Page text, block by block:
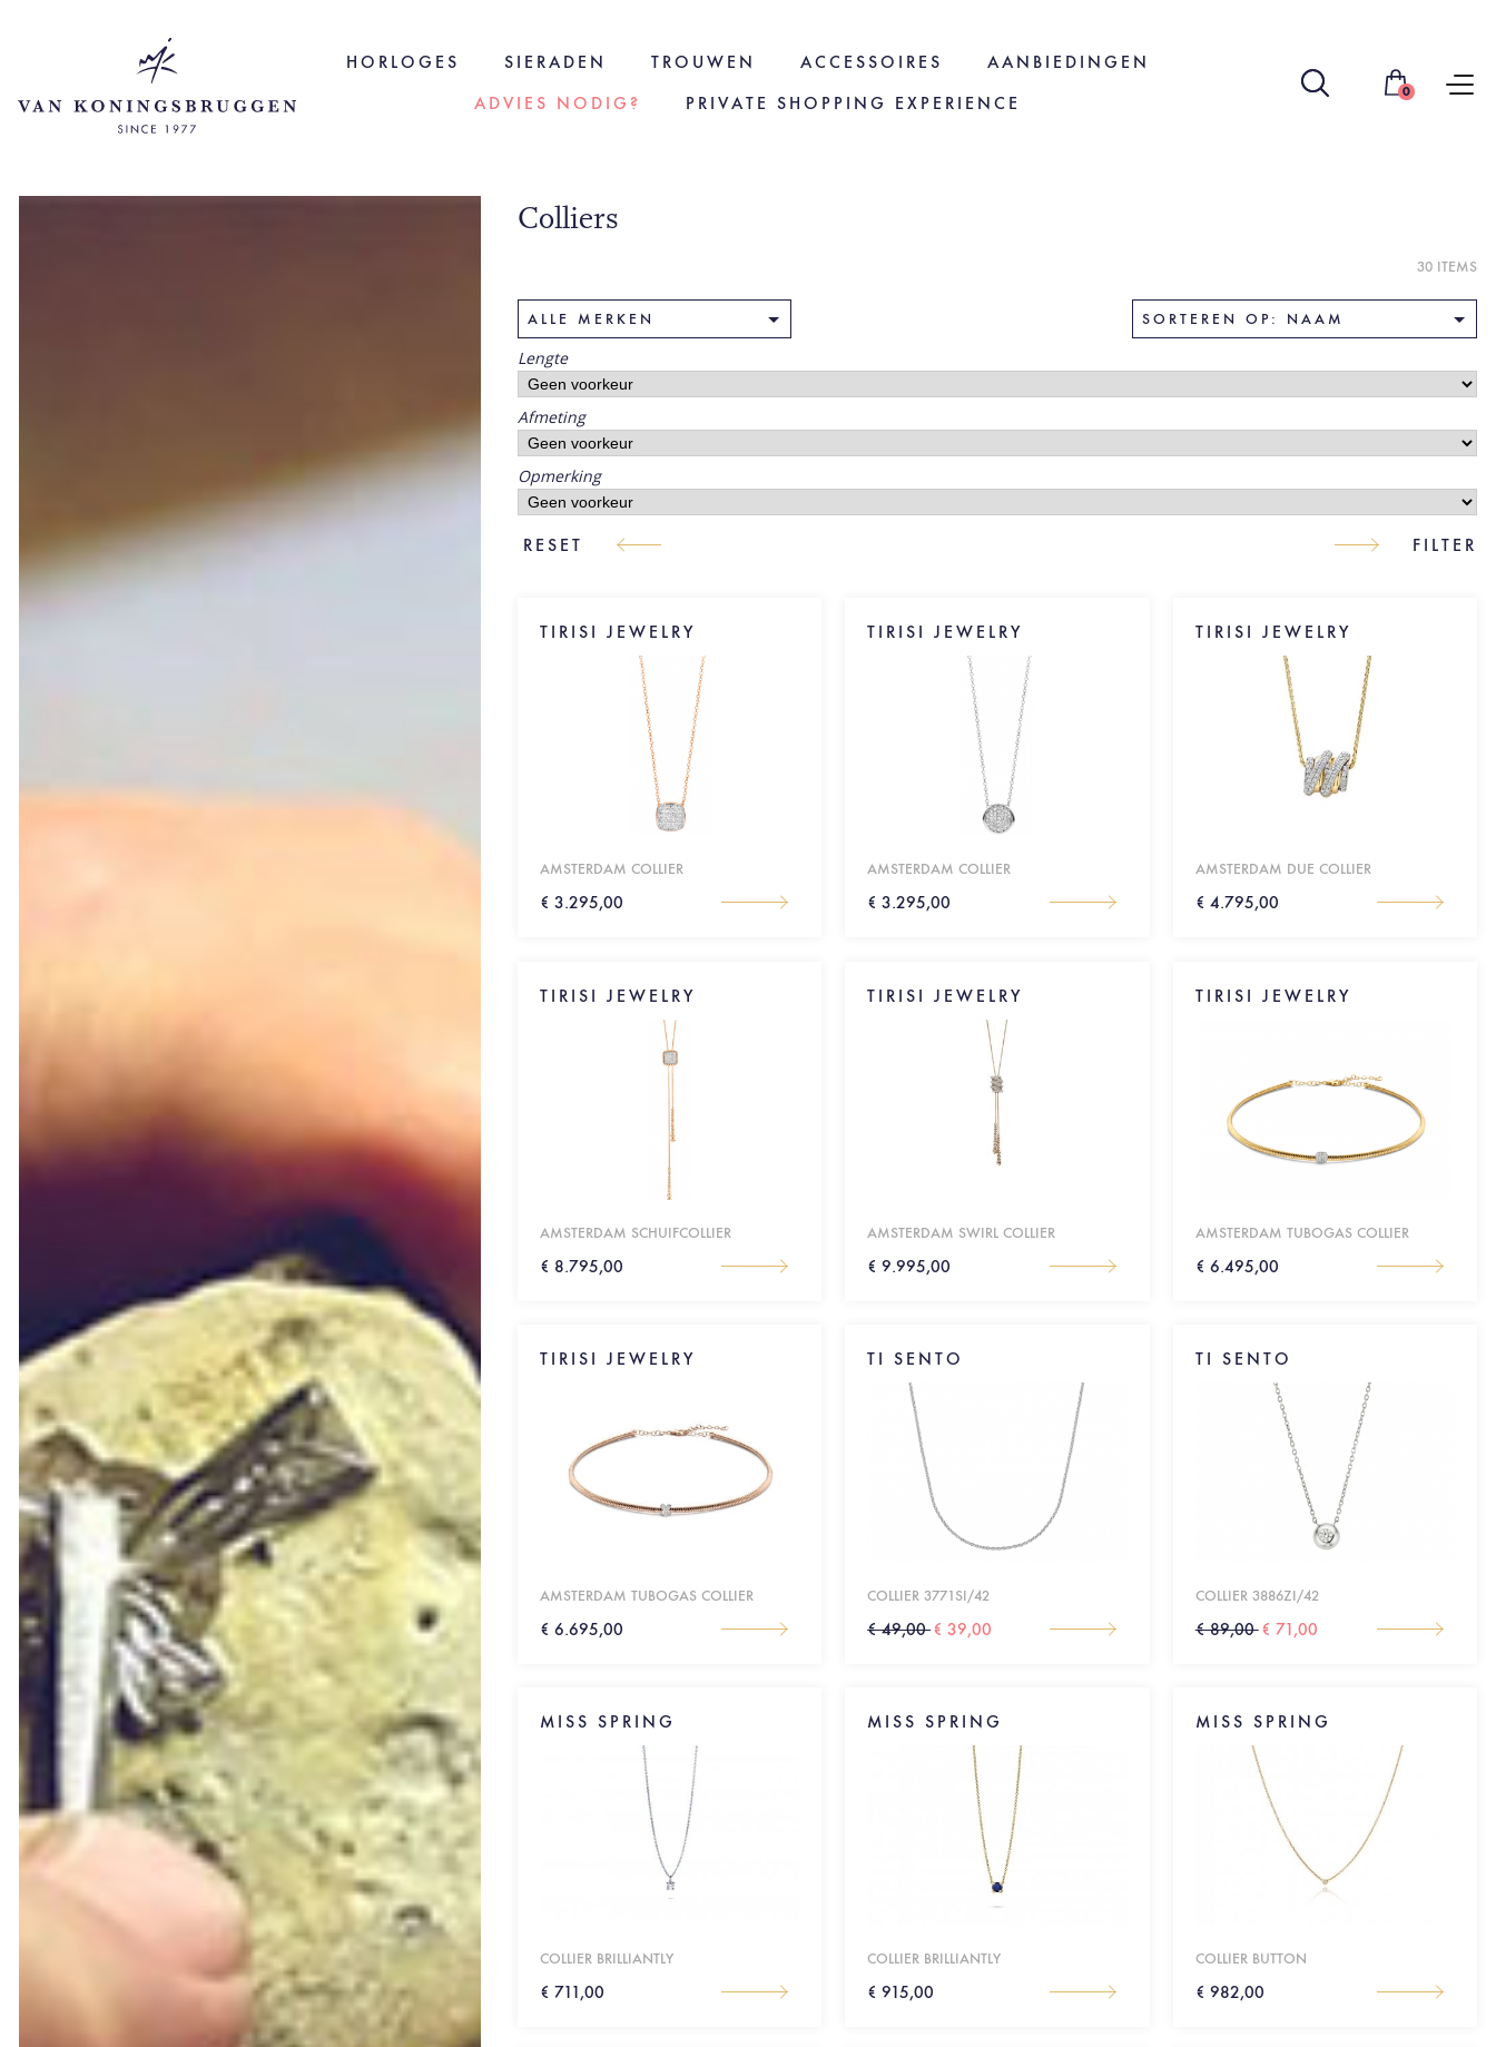
HORLOGES SIERADEN TROUWEN ACCESSOIRES
AANBIEDINGEN
ADVIES NODIG?
PRIVATE SHOPPING EXPERIENCE
0
Colliers
30 ITEMS
Lengte
Afmeting
Opmerking
TIRISI JEWELRY
AMSTERDAM COLLIER
€ 3.295,00
TIRISI JEWELRY
AMSTERDAM COLLIER
€ 3.295,00
TIRISI JEWELRY
AMSTERDAM DUE COLLIER
€ 4.795,00
TIRISI JEWELRY
AMSTERDAM SCHUIFCOLLIER
€ 8.795,00
TIRISI JEWELRY
AMSTERDAM SWIRL COLLIER
€ 9.995,00
TIRISI JEWELRY
AMSTERDAM TUBOGAS COLLIER
€ 6.495,00
TIRISI JEWELRY
AMSTERDAM TUBOGAS COLLIER
€ 6.695,00
TI SENTO
COLLIER 3771SI/42
€ 49,00€ 39,00
TI SENTO
COLLIER 3886ZI/42
€ 89,00€ 71,00
MISS SPRING
COLLIER BRILLIANTLY
€ 711,00
MISS SPRING
COLLIER BRILLIANTLY
€ 915,00
MISS SPRING
COLLIER BUTTON
€ 982,00